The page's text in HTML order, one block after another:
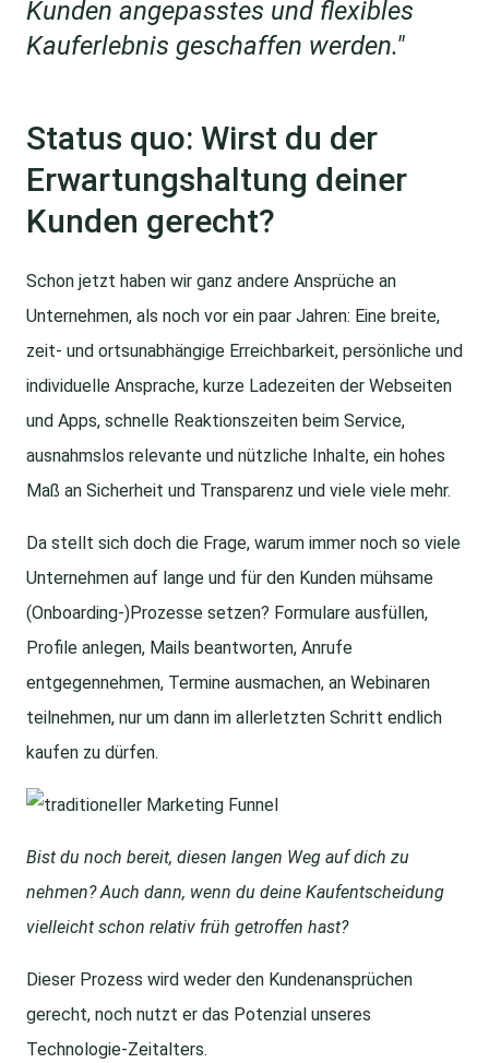
Kunden angepasstes und flexibles
Kauferlebnis geschaffen werden."
Status quo: Wirst du der
Erwartungshaltung deiner
Kunden gerecht?
Schon jetzt haben wir ganz andere Ansprüche an
Unternehmen, als noch vor ein paar Jahren: Eine breite,
zeit- und ortsunabhängige Erreichbarkeit, persönliche und
individuelle Ansprache, kurze Ladezeiten der Webseiten
und Apps, schnelle Reaktionszeiten beim Service,
ausnahmslos relevante und nützliche Inhalte, ein hohes
Maß an Sicherheit und Transparenz und viele viele mehr.
Da stellt sich doch die Frage, warum immer noch so viele
Unternehmen auf lange und für den Kunden mühsame
(Onboarding-)Prozesse setzen? Formulare ausfüllen,
Profile anlegen, Mails beantworten, Anrufe
entgegennehmen, Termine ausmachen, an Webinaren
teilnehmen, nur um dann im allerletzten Schritt endlich
kaufen zu dürfen.
Bist du noch bereit, diesen langen Weg auf dich zu
nehmen? Auch dann, wenn du deine Kaufentscheidung
vielleicht schon relativ früh getroffen hast?
Dieser Prozess wird weder den Kundenansprüchen
gerecht, noch nutzt er das Potenzial unseres
Technologie-Zeitalters.